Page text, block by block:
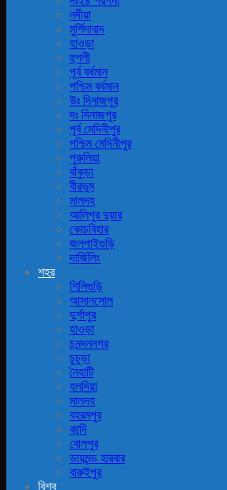
নদীয়া
মুর্শিদাবাদ
হাওড়া
হুগলী
পূর্ব বর্ধমান
পশ্চিম বর্ধমান
উঃ দিনাজপুর
দঃ দিনাজপুর
পূর্ব মেদিনীপুর
পশ্চিম মেদিনীপুর
পুরুলিয়া
বাঁকুড়া
বীরভুম
মালদহ
আলিপুর দুয়ার
কোচবিহার
জলপাইগুড়ি
দার্জিলিং
শহর
শিলিগুড়ি
আসানসোল
দুর্গাপুর
হাওড়া
চনন্দননগর
চুচুড়া
নৈহাটি
হলদিয়া
মালদহ
বহরমপুর
কান্দি
বোলপুর
ডায়মন্ড হারবার
বারুইপুর
বিশ্ব